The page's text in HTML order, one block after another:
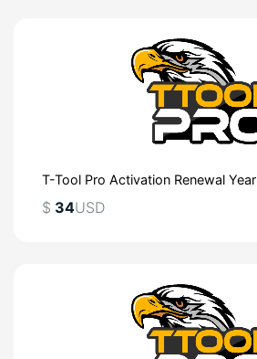
T-Tool Pro Activation Renewal Year
$ 34USD